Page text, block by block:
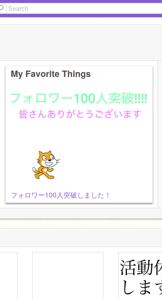
My Favorite Things
フォロワー100人突破しました！